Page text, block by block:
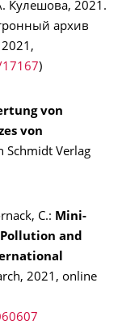
Кулешова, 2021.
архив
)
von
von
Schmidt Verlag
C.: Mini-
and
2021, online